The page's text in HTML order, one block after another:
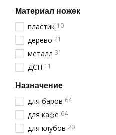
Материал ножек
пластик 10
дерево 21
металл 31
ДСП 11
Назначение
для баров 64
для кафе 64
для клубов 20